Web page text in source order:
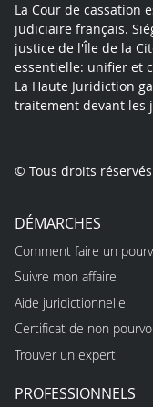
La Cour de cassation
judiciaire français.
justice de l'Île de la
essentielle: unifier et
La Haute Juridiction
traitement devant les
© Tous droits réservés
DÉMARCHES
Comment faire un
Suivre mon affaire
Aide juridictionnelle
Certificat de non pourvoi
Trouver un expert
PROFESSIONNELS